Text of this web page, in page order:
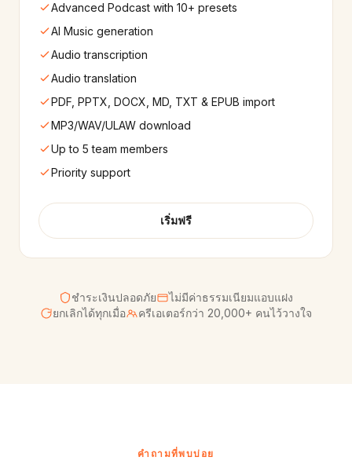
Advanced Podcast with 10+ presets
AI Music generation
Audio transcription
Audio translation
PDF, PPTX, DOCX, MD, TXT & EPUB import
MP3/WAV/ULAW download
Up to 5 team members
Priority support
เริ่มฟรี
ชำระเงินปลอดภัย
ไม่มีค่าธรรมเนียมแอบแฝง
ยกเลิกได้ทุกเมื่อ
ครีเอเตอร์กว่า 20,000+ คนไว้วางใจ
คำถามที่พบบ่อย